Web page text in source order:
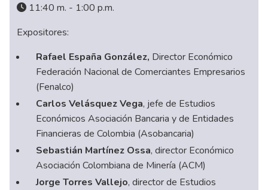
11:40 m. - 1:00 p.m.
Expositores:
Rafael España González, Director Económico
Federación Nacional de Comerciantes Empresarios
(Fenalco)
Carlos Velásquez Vega, jefe de Estudios
Económicos Asociación Bancaria y de Entidades
Financieras de Colombia (Asobancaria)
Sebastián Martínez Ossa, director Económico
Asociación Colombiana de Minería (ACM)
Jorge Torres Vallejo, director de Estudios